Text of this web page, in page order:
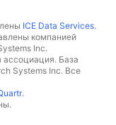
ICE Data Services.
компанией
Inc.
База
Systems Inc. Все
.